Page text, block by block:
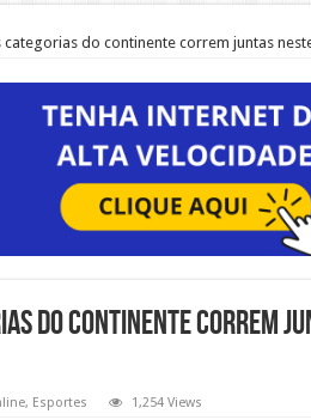
categorias do continente correm juntas
do continente correm
, Esportes 1,254 Views